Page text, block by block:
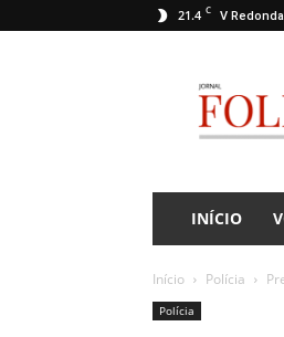
21.4 C V Redonda
Folha
do
Aço
INÍCIO
Início Polícia
Polícia